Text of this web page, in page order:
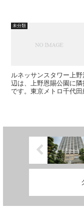
未分類
ルネッサンスタワー上野池之端 ルネッサンスタワー
辺は、上野恩賜公園に
です。東京メトロ千代